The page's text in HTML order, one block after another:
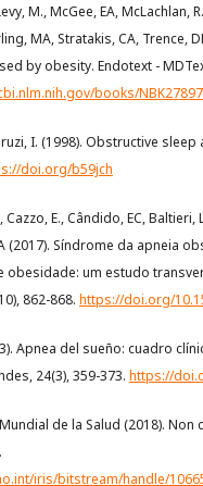
M., McGee, EA, McLachlan,
MA, Stratakis, CA, Trence,
by obesity. Endotext -
books/
I. (1998). Obstructive
doi.org/b59jch
E., Cândido, EC,
(2017). Síndrome da apneia
um estudo
862-868. https://doi.org/
Apnea del sueño: cuadro
24(3), 359-373. https://
de la Salud (2018).
iris/bitstream/handle/